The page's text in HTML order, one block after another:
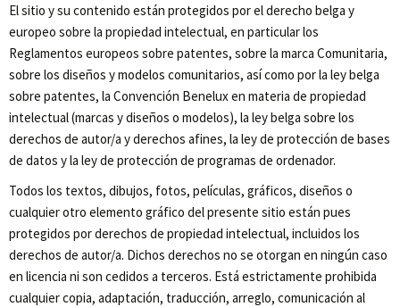
El sitio y su contenido están protegidos por el derecho belga y
europeo sobre la propiedad intelectual, en particular los
Reglamentos europeos sobre patentes, sobre la marca Comunitaria,
sobre los diseños y modelos comunitarios, así como por la ley belga
sobre patentes, la Convención Benelux en materia de propiedad
intelectual (marcas y diseños o modelos), la ley belga sobre los
derechos de autor/a y derechos afines, la ley de protección de bases
de datos y la ley de protección de programas de ordenador.
Todos los textos, dibujos, fotos, películas, gráficos, diseños o
cualquier otro elemento gráfico del presente sitio están pues
protegidos por derechos de propiedad intelectual, incluidos los
derechos de autor/a. Dichos derechos no se otorgan en ningún caso
en licencia ni son cedidos a terceros. Está estrictamente prohibida
cualquier copia, adaptación, traducción, arreglo, comunicación al